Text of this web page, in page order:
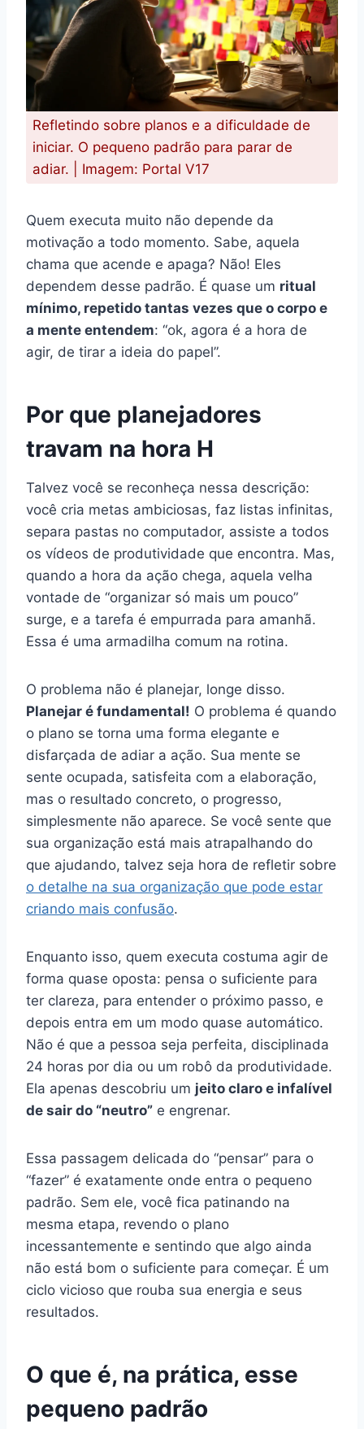
Refletindo sobre planos e a dificuldade de
iniciar. O pequeno padrão para parar de
adiar. | Imagem: Portal V17
Quem executa muito não depende da
motivação a todo momento. Sabe, aquela
chama que acende e apaga? Não! Eles
dependem desse padrão. É quase um ritual
mínimo, repetido tantas vezes que o corpo e
a mente entendem: “ok, agora é a hora de
agir, de tirar a ideia do papel”.
Por que planejadores
travam na hora H
Talvez você se reconheça nessa descrição:
você cria metas ambiciosas, faz listas infinitas,
separa pastas no computador, assiste a todos
os vídeos de produtividade que encontra. Mas,
quando a hora da ação chega, aquela velha
vontade de “organizar só mais um pouco”
surge, e a tarefa é empurrada para amanhã.
Essa é uma armadilha comum na rotina.
O problema não é planejar, longe disso.
Planejar é fundamental! O problema é quando
o plano se torna uma forma elegante e
disfarçada de adiar a ação. Sua mente se
sente ocupada, satisfeita com a elaboração,
mas o resultado concreto, o progresso,
simplesmente não aparece. Se você sente que
sua organização está mais atrapalhando do
que ajudando, talvez seja hora de refletir sobre
o detalhe na sua organização que pode estar
criando mais confusão.
Enquanto isso, quem executa costuma agir de
forma quase oposta: pensa o suficiente para
ter clareza, para entender o próximo passo, e
depois entra em um modo quase automático.
Não é que a pessoa seja perfeita, disciplinada
24 horas por dia ou um robô da produtividade.
Ela apenas descobriu um jeito claro e infalível
de sair do “neutro” e engrenar.
Essa passagem delicada do “pensar” para o
“fazer” é exatamente onde entra o pequeno
padrão. Sem ele, você fica patinando na
mesma etapa, revendo o plano
incessantemente e sentindo que algo ainda
não está bom o suficiente para começar. É um
ciclo vicioso que rouba sua energia e seus
resultados.
O que é, na prática, esse
pequeno padrão